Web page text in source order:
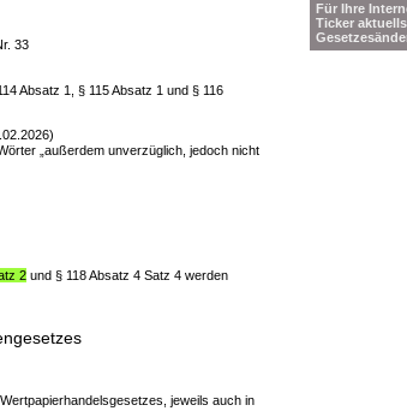
33
Absatz 1, § 115 Absatz 1 und § 116
„außerdem unverzüglich, jedoch nicht
2 und § 118 Absatz 4 Satz 4 werden
jeweils auch in
Für Ihre
Ticker